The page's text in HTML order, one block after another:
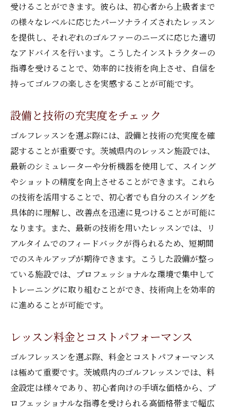
ゴルフ特有の集中力の高め方
フィードバックを活用したスキルアップ
メンタルトレーニングによる競技力向上
茨城県で自分に合ったゴルフレッスンを見つけ
る方法
フィードバックを活用した選択基準
トライアルレッスンでのチェックポイント
カスタマイズ可能なレッスンの利点
オンラインとオフラインレッスンの組み合
わせ
レッスン後のフォローアップの重要性
プロが教える！茨城県で受けるゴルフレッスン
の極意
プロに学ぶ効果的な練習メニュー
技術的なブレークスルーを実現する方法
プロの視点からの戦略的アドバイス
試合でのパフォーマンスを引き出すコツ
成功するためのメンタルセットアップ
茨城県でゴルフレッスンを受けるなら知ってお
きたいこと
レッスンを始める前の準備事項
持ち物リストと必須アイテム
受けることができます。彼らは、初心者から上級者まで
の様々なレベルに応じたパーソナライズされたレッスン
を提供し、それぞれのゴルファーのニーズに応じた適切
なアドバイスを行います。こうしたインストラクターの
指導を受けることで、効率的に技術を向上させ、自信を
持ってゴルフの楽しさを実感することが可能です。
設備と技術の充実度をチェック
ゴルフレッスンを選ぶ際には、設備と技術の充実度を確
認することが重要です。茨城県内のレッスン施設では、
最新のシミュレーターや分析機器を使用して、スイング
やショットの精度を向上させることができます。これら
の技術を活用することで、初心者でも自分のスイングを
具体的に理解し、改善点を迅速に見つけることが可能に
なります。また、最新の技術を用いたレッスンでは、リ
アルタイムでのフィードバックが得られるため、短期間
でのスキルアップが期待できます。こうした設備が整っ
ている施設では、プロフェッショナルな環境で集中して
トレーニングに取り組むことができ、技術向上を効率的
に進めることが可能です。
レッスン料金とコストパフォーマンス
ゴルフレッスンを選ぶ際、料金とコストパフォーマンス
は極めて重要です。茨城県内のゴルフレッスンでは、料
金設定は様々であり、初心者向けの手頃な価格から、プ
ロフェッショナルな指導を受けられる高価格帯まで幅広